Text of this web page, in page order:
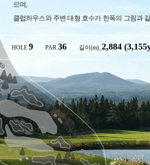
으며,
클럽하우스와 주변 대형 호수가 한폭의 그림과
HOLE 9 PAR 36 길이(m)_ 2,884